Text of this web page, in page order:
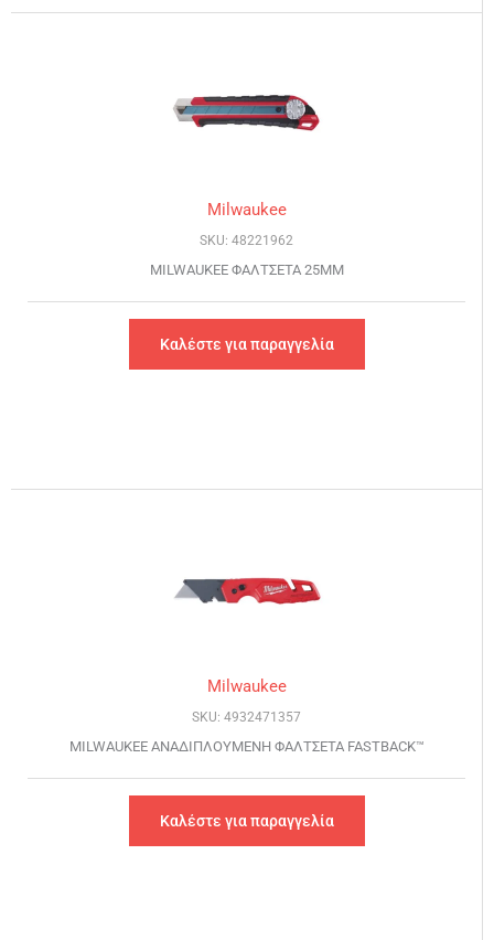
Milwaukee
SKU: 48221962
MILWAUKEE ΦΑΛΤΣΕΤΑ 25MM
Καλέστε για παραγγελία
Milwaukee
SKU: 4932471357
MILWAUKEE ΑΝΑΔΙΠΛΟΥΜΕΝH ΦΑΛΤΣΕΤΑ FASTBACK™
Καλέστε για παραγγελία